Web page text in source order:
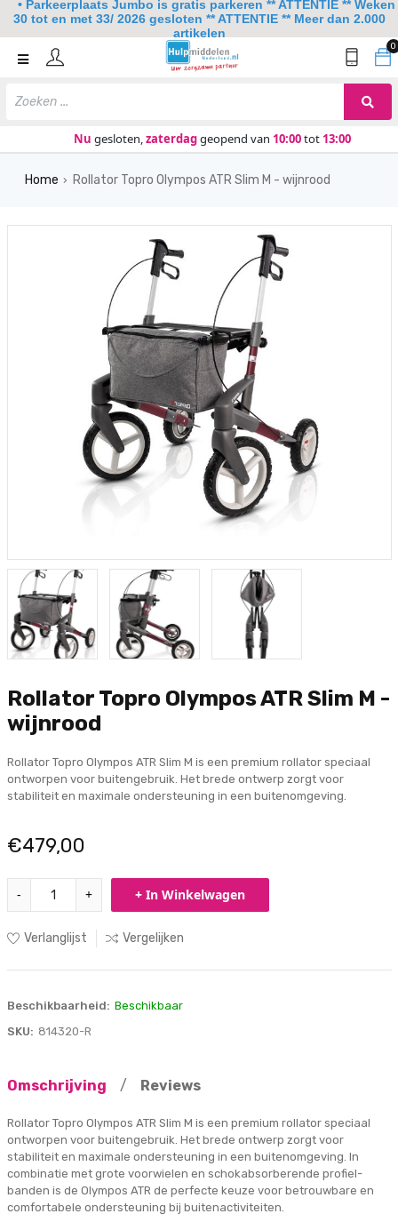
0
Nu gesloten,zaterdaggeopend van 10:00tot 13:00
Home
Lezen en schrijven
Home › Rollator Topro Olympos ATR Slim M - wijnrood
Rollator Topro Olympos ATR Slim M -
wijnrood
Rollator Topro Olympos ATR Slim M is een premium rollator speciaal
ontworpen voor buitengebruik. Het brede ontwerp zorgt voor
stabiliteit en maximale ondersteuning in een buitenomgeving.
€479,00
- + + In Winkelwagen
Verlanglijst Vergelijken
Beschikbaarheid: Beschikbaar
SKU: 814320-R
Omschrijving / Reviews
Rollator Topro Olympos ATR Slim M is een premium rollator speciaal
ontworpen voor buitengebruik. Het brede ontwerp zorgt voor
stabiliteit en maximale ondersteuning in een buitenomgeving. In
combinatie met grote voorwielen en schokabsorberende profiel-
banden is de Olympos ATR de perfecte keuze voor betrouwbare en
comfortabele ondersteuning bij buitenactiviteiten.
• Parkeerplaats Jumbo is gratis parkeren ** ATTENTIE ** Weken
30 tot en met 33/ 2026 gesloten ** ATTENTIE ** Meer dan 2.000
artikelen